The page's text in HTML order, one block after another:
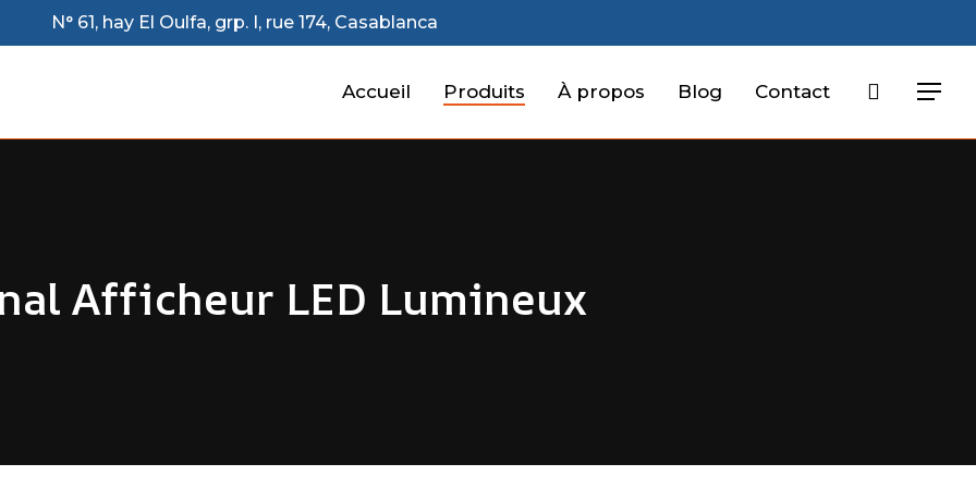
N° 61, hay El Oulfa, grp. I, rue 174, Casablanca
Accueil Produits À propos Blog Contact search
Menu
Afficheur LED Lumineux